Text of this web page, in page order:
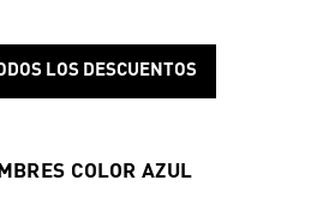
LOS DESCUENTOS
COLOR AZUL